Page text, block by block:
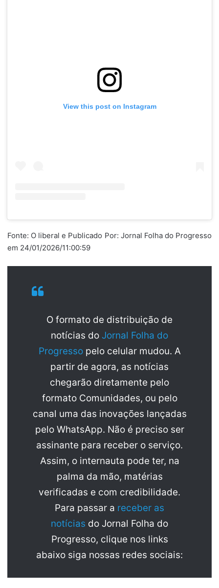
View this post on Instagram
Fonte: O liberal e Publicado Por: Jornal Folha do Progresso
em 24/01/2026/11:00:59
O formato de distribuição de
notícias do Jornal Folha do
Progresso pelo celular mudou. A
partir de agora, as notícias
chegarão diretamente pelo
formato Comunidades, ou pelo
canal uma das inovações lançadas
pelo WhatsApp. Não é preciso ser
assinante para receber o serviço.
Assim, o internauta pode ter, na
palma da mão, matérias
verificadas e com credibilidade.
Para passar a receber as
notícias do Jornal Folha do
Progresso, clique nos links
abaixo siga nossas redes sociais: